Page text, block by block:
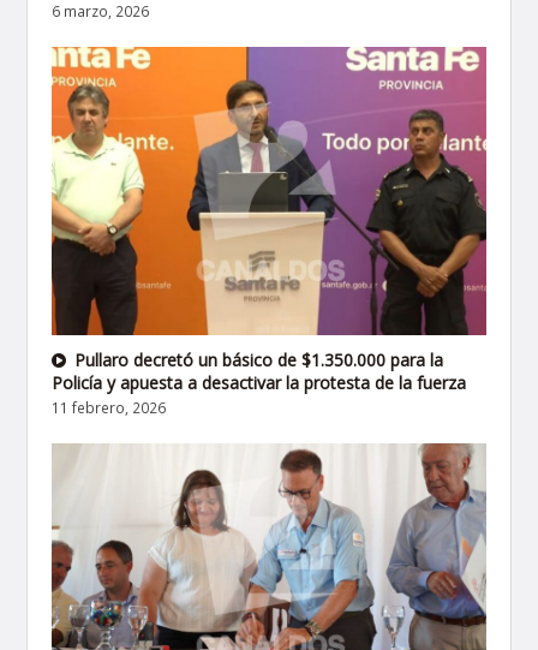
6 marzo, 2026
Pullaro decretó un básico de $1.350.000 para la
Policía y apuesta a desactivar la protesta de la fuerza
11 febrero, 2026